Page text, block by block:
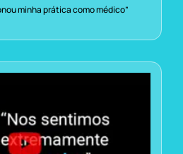
minha prática como médico”